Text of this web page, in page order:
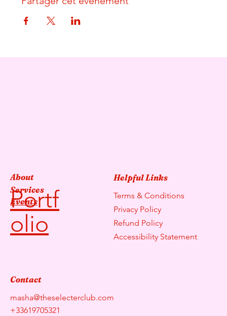
About
Services
Events
Portf
olio
Helpful Links
Terms & Conditions
Privacy Policy
Refund Policy
Accessibility Statement
Contact
masha@theselecterclub.com
+33619705321